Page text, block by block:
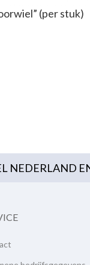
(per stuk)
NEDERLAND